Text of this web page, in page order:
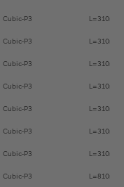
Cubic-P3 L=310mm
Cubic-P3 L=310mm
Cubic-P3 L=310mm
Cubic-P3 L=310mm
Cubic-P3 L=310mm
Cubic-P3 L=310mm
Cubic-P3 L=310mm
Cubic-P3 L=810mm